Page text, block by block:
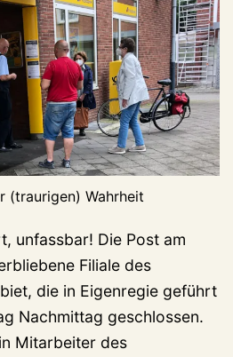
(traurigen) Wahrheit
unfassbar! Die Post am
Filiale des
die in Eigenregie geführt
Nachmittag geschlossen.
Mitarbeiter des